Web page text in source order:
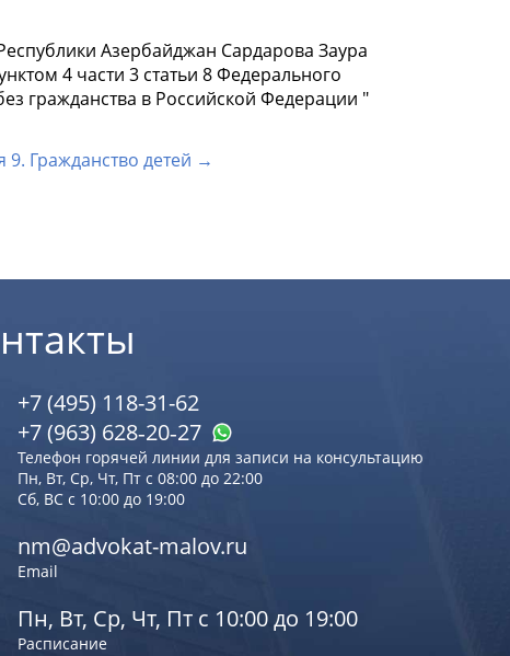
Азербайджан Сардарова Заура
4 части 3 статьи 8 Федерального
гражданства в Российской Федерации "
9. Гражданство детей →
+7 (495) 118-31-62
+7 (963) 628‑20‑27
Телефон горячей линии для записи на консультацию
Пн, Вт, Ср, Чт, Пт с 08:00 до 22:00
Сб, ВС с 10:00 до 19:00
nm@advokat-malov.ru
Email
Пн, Вт, Ср, Чт, Пт с 10:00 до 19:00
Расписание